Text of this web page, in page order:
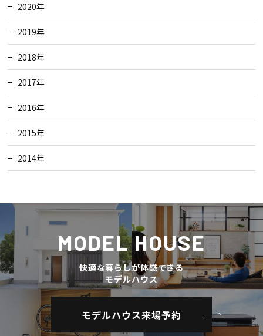
2020年
2019年
2018年
2017年
2016年
2015年
2014年
MODEL HOUSE
快適な暮らしが体感できる
モデルハウス
モデルハウス来場予約